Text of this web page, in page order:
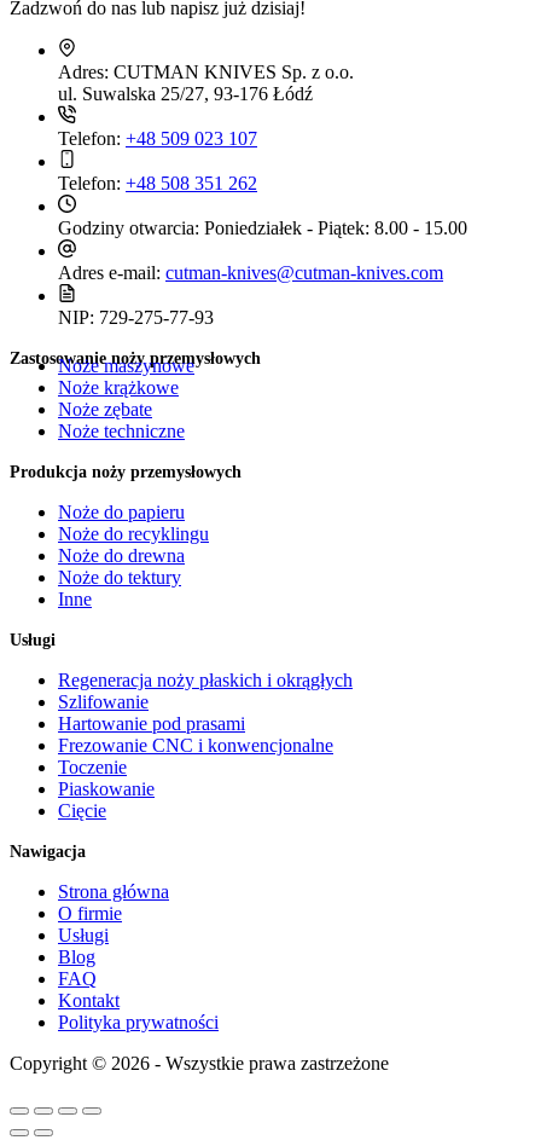
Zadzwoń do nas lub napisz już dzisiaj!
Adres: CUTMAN KNIVES Sp. z o.o.
ul. Suwalska 25/27, 93-176 Łódź
Telefon: +48 509 023 107
Telefon: +48 508 351 262
Godziny otwarcia: Poniedziałek - Piątek: 8.00 - 15.00
Adres e-mail: cutman-knives@cutman-knives.com
NIP: 729-275-77-93
Zastosowanie noży przemysłowych
Noże maszynowe
Noże krążkowe
Noże zębate
Noże techniczne
Produkcja noży przemysłowych
Noże do papieru
Noże do recyklingu
Noże do drewna
Noże do tektury
Inne
Usługi
Regeneracja noży płaskich i okrągłych
Szlifowanie
Hartowanie pod prasami
Frezowanie CNC i konwencjonalne
Toczenie
Piaskowanie
Cięcie
Nawigacja
Strona główna
O firmie
Usługi
Blog
FAQ
Kontakt
Polityka prywatności
Copyright © 2026 - Wszystkie prawa zastrzeżone